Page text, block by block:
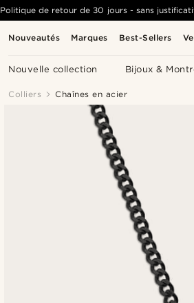
Nouveautés Marques Best-Sellers
Nouvelle collection Bijoux &
Politique de retour de 30 jours - sans
Colliers Chaînes en acier